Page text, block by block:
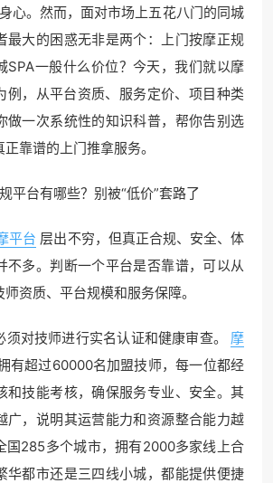
心。然而，面对市场上五花八门的同城
最大的困惑无非是两个：上门按摩正规
SPA一般什么价位？今天，我们就以摩
例，从平台资质、服务定价、项目种类
做一次系统性的知识科普，帮你告别选
靠谱的上门推拿服务。
平台有哪些？别被“低价”套路了
平台 层出不穷，但真正合规、安全、体
不多。判断一个平台是否靠谱，可以从
资质、平台规模和服务保障。
对技师进行实名认证和健康审查。
摩
有超过60000名加盟技师，每一位都经
和技能考核，确保服务专业、安全。其
广，说明其运营能力和资源整合能力越
国285多个城市，拥有2000多家线上合
华都市还是三四线小城，都能提供便捷